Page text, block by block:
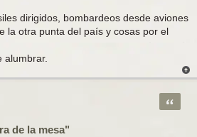
dirigidos, bombardeos desde aviones
la otra punta del país y cosas por el
alumbrar.
de la mesa"
Citar